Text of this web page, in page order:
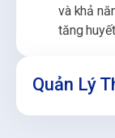
và khả
tăng
Quản Lý